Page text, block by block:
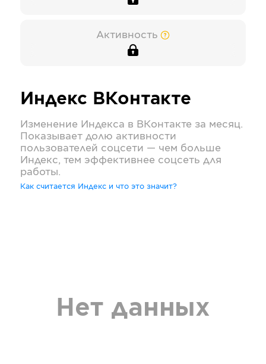
Активность
Индекс ВКонтакте
Изменение Индекса в ВКонтакте за месяц.
Показывает долю активности
пользователей соцсети — чем больше
Индекс, тем эффективнее соцсеть для
работы.
Как считается Индекс и что это значит?
Нет данных